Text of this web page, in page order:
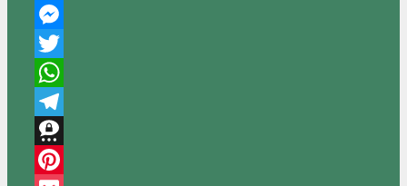
Facebook
Messenger
Twitter
WhatsApp
Telegram
Threema